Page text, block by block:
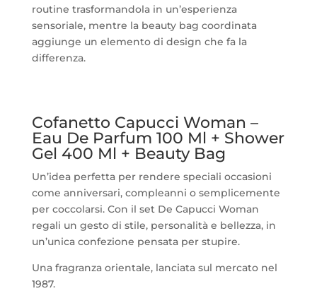
routine trasformandola in un’esperienza
sensoriale, mentre la beauty bag coordinata
aggiunge un elemento di design che fa la
differenza.
Cofanetto Capucci Woman –
Eau De Parfum 100 Ml + Shower
Gel 400 Ml + Beauty Bag
Un’idea perfetta per rendere speciali occasioni
come anniversari, compleanni o semplicemente
per coccolarsi. Con il set De Capucci Woman
regali un gesto di stile, personalità e bellezza, in
un’unica confezione pensata per stupire.
Una fragranza orientale, lanciata sul mercato nel
1987.